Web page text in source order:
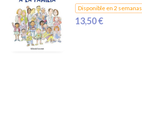
Disponible en 2 semanas
13,50 €